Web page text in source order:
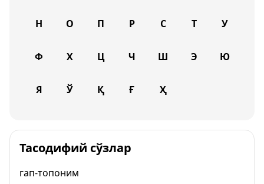
Н О П Р С Т У
Ф Х Ц Ч Ш Э Ю
Я Ў Қ Ғ Ҳ
Тасодифий сўзлар
гап-топоним